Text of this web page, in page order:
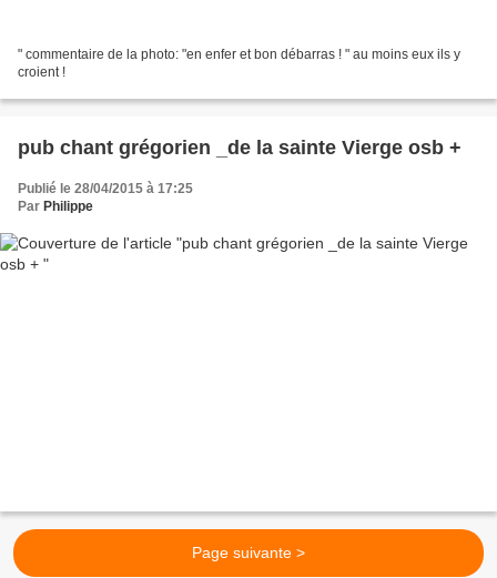
" commentaire de la photo: "en enfer et bon débarras ! " au moins eux ils y
croient !
pub chant grégorien _de la sainte Vierge osb +
Publié le 28/04/2015 à 17:25
Par Philippe
Page suivante >